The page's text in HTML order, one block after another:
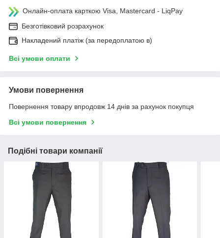
Онлайн-оплата карткою Visa, Mastercard - LiqPay
Безготівковий розрахунок
Накладений платіж (за передоплатою в)
Всі умови оплати
Умови повернення
Повернення товару впродовж 14 днів за рахунок покупця
Всі умови повернення
Подібні товари компанії